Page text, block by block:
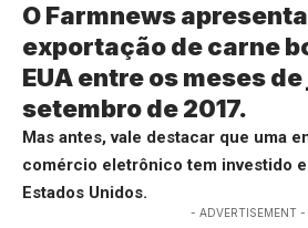
O Farmnews
exportação de carne
EUA entre os meses
setembro de 2017.
Mas antes, vale destacar que uma
comércio eletrônico tem investido
Estados Unidos.
- ADVERTISEMENT -